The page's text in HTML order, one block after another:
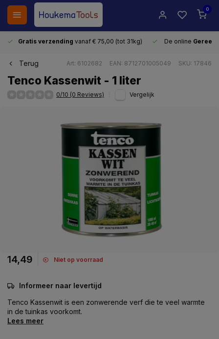
0
Gratis verzending vanaf € 75,00 (tot 31kg) De online
Terug Art: 6102682 EAN: 8712701005049 SKU: 17846
Tenco Kassenwit - 1 liter
0/10 (0 Reviews) Vergelijk
14,49 Niet op voorraad
Informeer naar levertijd
Tenco Kassenwit is een zonwerende verf die te veel warmte
in de tuinkas voorkomt.
Lees meer